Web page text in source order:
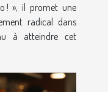
! », il promet une
radical dans
à atteindre cet